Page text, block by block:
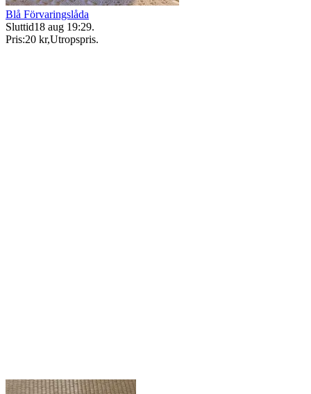
Blå Förvaringslåda
Sluttid18 aug 19:29.
Pris:20 kr,Utropspris.